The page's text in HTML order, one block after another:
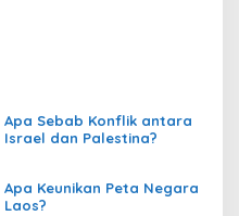
Apa Sebab Konflik antara
Israel dan Palestina?
Apa Keunikan Peta Negara
Laos?